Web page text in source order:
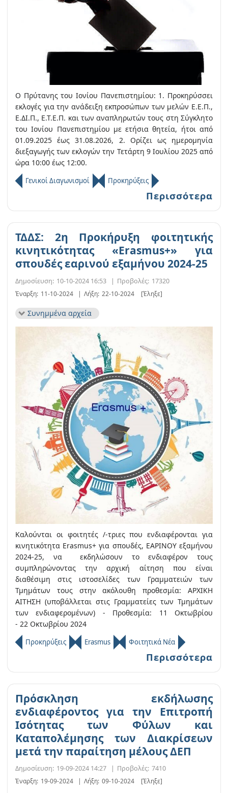
Ο Πρύτανης του Ιονίου Πανεπιστημίου: 1. Προκηρύσσει
εκλογές για την ανάδειξη εκπροσώπων των μελών Ε.Ε.Π.,
Ε.ΔΙ.Π., Ε.Τ.Ε.Π. και των αναπληρωτών τους στη Σύγκλητο
του Ιονίου Πανεπιστημίου με ετήσια θητεία, ήτοι από
01.09.2025 έως 31.08.2026, 2. Ορίζει ως ημερομηνία
διεξαγωγής των εκλογών την Τετάρτη 9 Ιουλίου 2025 από
ώρα 10:00 έως 12:00.
Γενικοί Διαγωνισμοί Προκηρύξεις
Περισσότερα
ΤΔΔΣ: 2η Προκήρυξη φοιτητικής
κινητικότητας «Erasmus+» για
σπουδές εαρινού εξαμήνου 2024-25
Δημοσίευση: 10-10-2024 16:53 | Προβολές: 17320
Έναρξη: 11-10-2024 | Λήξη: 22-10-2024 [Έληξε]
Συνημμένα αρχεία
Καλούνται οι φοιτητές /-τριες που ενδιαφέρονται για
κινητικότητα Erasmus+ για σπουδές, ΕΑΡΙΝΟΥ εξαμήνου
2024-25, να εκδηλώσουν το ενδιαφέρον τους
συμπληρώνοντας την αρχική αίτηση που είναι
διαθέσιμη στις ιστοσελίδες των Γραμματειών των
Τμημάτων τους στην ακόλουθη προθεσμία: ΑΡΧΙΚΗ
ΑΙΤΗΣΗ (υποβάλλεται στις Γραμματείες των Τμημάτων
των ενδιαφερομένων) - Προθεσμία: 11 Οκτωβρίου
- 22 Οκτωβρίου 2024
Προκηρύξεις Erasmus Φοιτητικά Νέα
Περισσότερα
Πρόσκληση εκδήλωσης
ενδιαφέροντος για την Επιτροπή
Ισότητας των Φύλων και
Καταπολέμησης των Διακρίσεων
μετά την παραίτηση μέλους ΔΕΠ
Δημοσίευση: 19-09-2024 14:27 | Προβολές: 7410
Έναρξη: 19-09-2024 | Λήξη: 09-10-2024 [Έληξε]